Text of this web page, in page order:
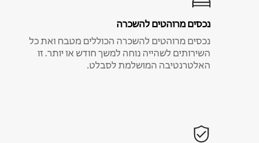
נכסים מרוהטים להשכרה
נכסים מרוהטים להשכרה הכוללים מטבח ואת כל
השירותים לשהייה נוחה למשך חודש או יותר. זו
האלטרנטיבה המושלמת לסבלט.